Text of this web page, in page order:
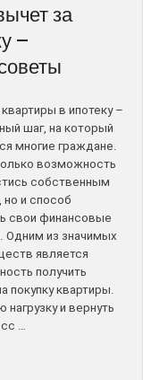
за
–
в ипотеку –
шаг, на который
многие граждане.
возможность
собственным
и способ
свои финансовые
Одним из значимых
является
получить
покупку квартиры.
и вернуть
…